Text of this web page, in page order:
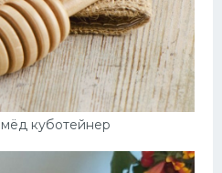
куботейнер